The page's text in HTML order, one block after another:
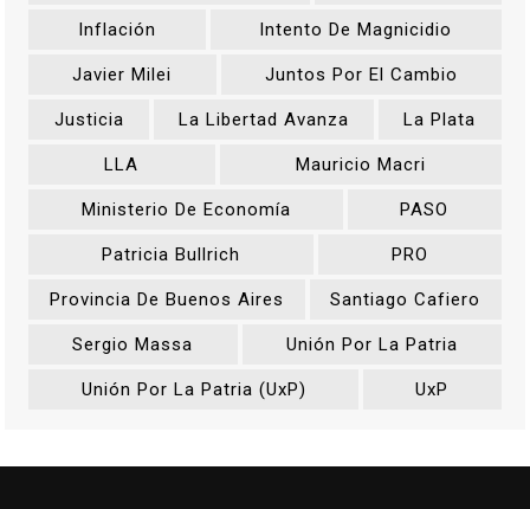
Inflación Intento De Magnicidio
Javier Milei Juntos Por El Cambio
Justicia La Libertad Avanza La Plata
LLA Mauricio Macri
Ministerio De Economía PASO
Patricia Bullrich PRO
Provincia De Buenos Aires Santiago Cafiero
Sergio Massa Unión Por La Patria
Unión Por La Patria (UxP) UxP